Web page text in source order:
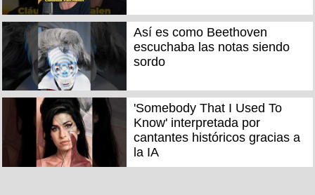
Así es como Beethoven
escuchaba las notas siendo
sordo
'Somebody That I Used To
Know' interpretada por
cantantes históricos gracias a
la IA